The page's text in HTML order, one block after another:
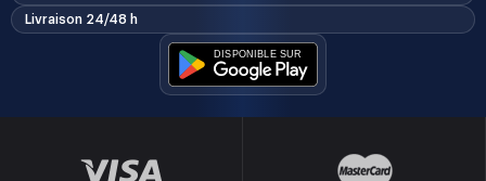
Livraison 24/48 h